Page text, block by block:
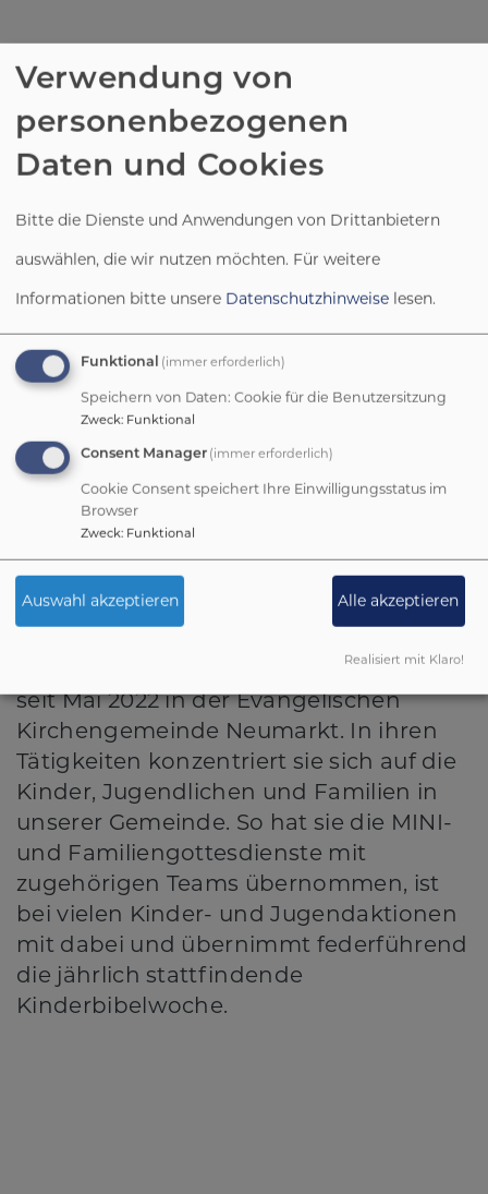
Stefanie Probst-Wechsler, Pfarrerin, ist
seit Mai 2022 in der Evangelischen
Kirchengemeinde Neumarkt. In ihren
Tätigkeiten konzentriert sie sich auf die
Kinder, Jugendlichen und Familien in
unserer Gemeinde. So hat sie die MINI-
und Familiengottesdienste mit
zugehörigen Teams übernommen, ist
bei vielen Kinder- und Jugendaktionen
mit dabei und übernimmt federführend
die jährlich stattfindende
Kinderbibelwoche.
Verwendung von
personenbezogenen
Daten und Cookies
Bitte die Dienste und Anwendungen von Drittanbietern
auswählen, die wir nutzen möchten. Für weitere
Informationen bitte unsere Datenschutzhinweise lesen.
Funktional (immer erforderlich)
Speichern von Daten: Cookie für die Benutzersitzung
Zweck: Funktional
Consent Manager (immer erforderlich)
Cookie Consent speichert Ihre Einwilligungsstatus im
Browser
Zweck: Funktional
Auswahl akzeptieren Alle akzeptieren
Realisiert mit Klaro!